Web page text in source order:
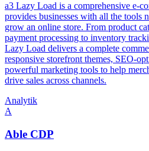
a3 Lazy Load is a comprehensive e-
provides businesses with all the tools
grow an online store. From product
payment processing to inventory
Lazy Load delivers a complete
responsive storefront themes, SEO-
powerful marketing tools to help
drive sales across channels.
Analytik
A
Able CDP